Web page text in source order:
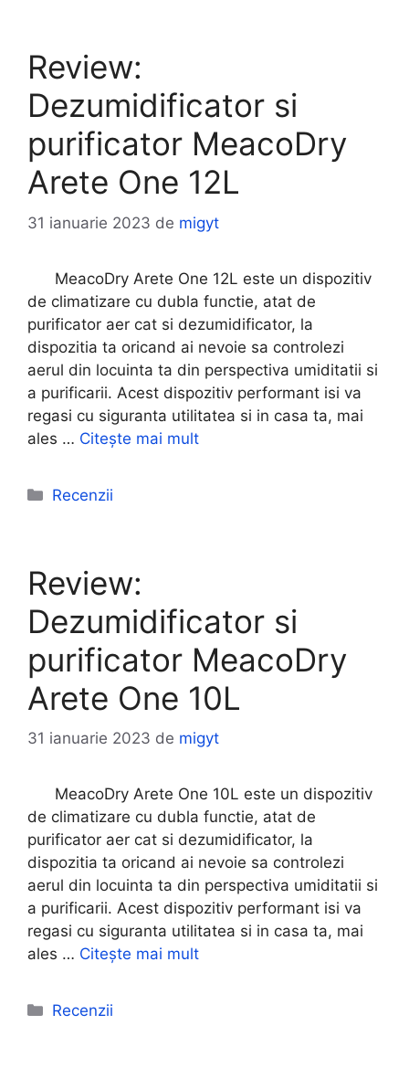
Review:
Dezumidificator si
purificator MeacoDry
Arete One 12L
31 ianuarie 2023 de migyt
MeacoDry Arete One 12L este un dispozitiv
de climatizare cu dubla functie, atat de
purificator aer cat si dezumidificator, la
dispozitia ta oricand ai nevoie sa controlezi
aerul din locuinta ta din perspectiva umiditatii si
a purificarii. Acest dispozitiv performant isi va
regasi cu siguranta utilitatea si in casa ta, mai
ales … Citește mai mult
Categorii
Recenzii
Review:
Dezumidificator si
purificator MeacoDry
Arete One 10L
31 ianuarie 2023 de migyt
MeacoDry Arete One 10L este un dispozitiv
de climatizare cu dubla functie, atat de
purificator aer cat si dezumidificator, la
dispozitia ta oricand ai nevoie sa controlezi
aerul din locuinta ta din perspectiva umiditatii si
a purificarii. Acest dispozitiv performant isi va
regasi cu siguranta utilitatea si in casa ta, mai
ales … Citește mai mult
Categorii
Recenzii